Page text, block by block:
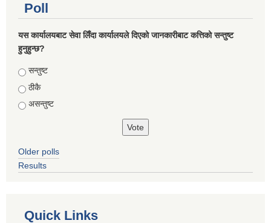
Poll
यस कार्यालयबाट सेवा लिँदा कार्यालयले दिएको जानकारीबाट कत्तिको सन्तुष्ट
हुनुहुन्छ?
Choices
सन्तुष्ट
ठीकै
असन्तुष्ट
Older polls
Results
Quick Links